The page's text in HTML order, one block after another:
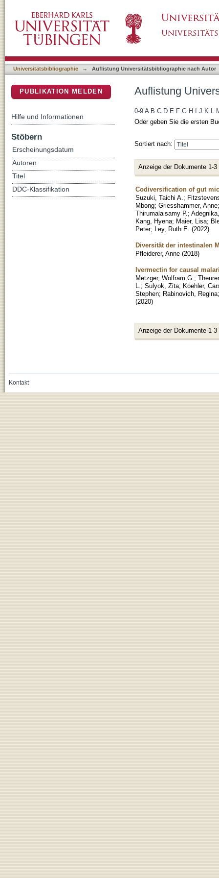
Universitätsbibliographie → Auflistung Universitätsbibliographie nach Autor
Auflistung
0-9 A B C D E F G H J K L
Oder geben Sie die ersten
Sortiert nach:
Anzeige der Dokumente 1-3
Codiversification of gut
Suzuki, Taichi A. ;
Mbong; Griesshammer, Anne
Thirumalaisamy P. ;
Kang, Hyena; Maier, Lisa;
Peter; Ley, Ruth E. (2022)
Diversität der intestinalen
Pfleiderer, Anne (2018)
Ivermectin for causal
Metzger, Wolfram G. ;
L. ; Sulyok, Zita; Koehler,
Stephen; Rabinovich, Regina
(2020)
Anzeige der Dokumente 1-3
PUBLIKATION MELDEN
Hilfe und Informationen
Stöbern
Erscheinungsdatum
Autoren
Titel
DDC-Klassifikation
Kontakt